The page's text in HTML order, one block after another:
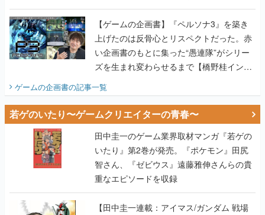
画書】
【ゲームの企画書】『ペルソナ3』を築き
上げたのは反骨心とリスペクトだった。赤
い企画書のもとに集った“愚連隊”がシリー
ズを生まれ変わらせるまで【橋野桂インタ
ビュー】
ゲームの企画書の記事一覧
若ゲのいたり〜ゲームクリエイターの青春〜
田中圭一のゲーム業界取材マンガ『若ゲの
いたり』第2巻が発売。『ポケモン』田尻
智さん、『ゼビウス』遠藤雅伸さんらの貴
重なエピソードを収録
【田中圭一連載：アイマス/ガンダム 戦場